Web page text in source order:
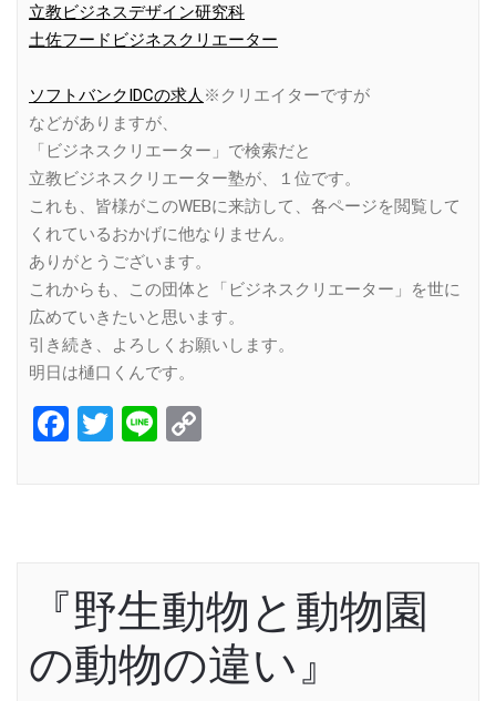
立教ビジネスデザイン研究科
土佐フードビジネスクリエーター
ソフトバンクIDCの求人 ※クリエイターですが
などがありますが、
「ビジネスクリエーター」で検索だと
立教ビジネスクリエーター塾が、１位です。
これも、皆様がこのWEBに来訪して、各ページを閲覧して
くれているおかげに他なりません。
ありがとうございます。
これからも、この団体と「ビジネスクリエーター」を世に
広めていきたいと思います。
引き続き、よろしくお願いします。
明日は樋口くんです。
Facebook
Twitter
Line
『野生動物と動物園
の動物の違い』